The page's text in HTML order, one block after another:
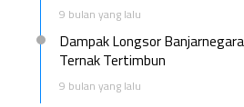
9 bulan yang lalu
Dampak Longsor
Ternak Tertimbun
9 bulan yang lalu